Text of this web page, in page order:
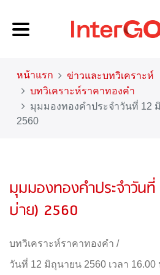
หน้าแรก
ข่าวและบทวิเคราะห์
บทวิเคราะห์ราคาทองคำ
มุมมองทองคำประจำวันที่ 12
2560
มุมมองทองคำประจำวัน
บ่าย) 2560
บทวิเคราะห์ราคาทองคำ /
วันที่ 12 มิถุนายน 2560 เวลา 16.00